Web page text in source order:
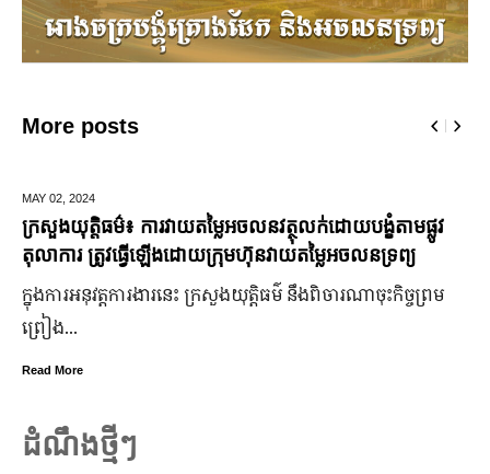
More posts
MAY 02, 2024
ក្រសួងយុត្តិធម៌៖ ការវាយតម្លៃអចលនវត្ថុលក់ដោយបង្ខំតាមផ្លូវ
តុលាការ ត្រូវធ្វើឡើងដោយក្រុមហ៊ុនវាយតម្លៃអចលនទ្រព្យ
ក្នុងការអនុវត្តការងារនេះ ក្រសួងយុត្តិធម៌ នឹងពិចារណាចុះកិច្ចព្រម
ព្រៀង...
Read More
ដំណឹងថ្មីៗ